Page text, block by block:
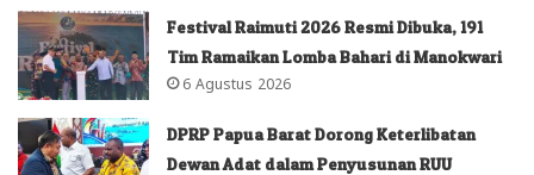
Festival Raimuti 2026 Resmi Dibuka, 191
Tim Ramaikan Lomba Bahari di Manokwari
6 Agustus 2026
DPRP Papua Barat Dorong Keterlibatan
Dewan Adat dalam Penyusunan RUU